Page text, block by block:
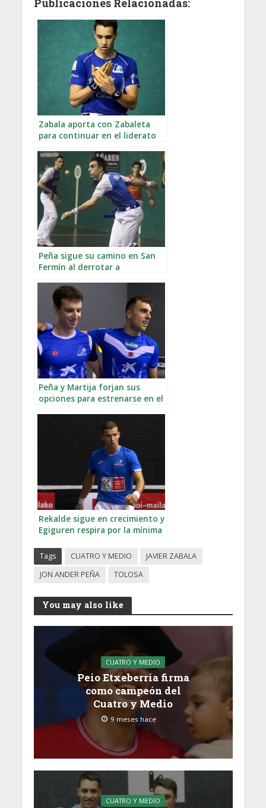
Publicaciones Relacionadas:
Zabala aporta con Zabaleta
para continuar en el liderato
Peña sigue su camino en San
Fermín al derrotar a
Peña y Martija forjan sus
opciones para estrenarse en el
Rekalde sigue en crecimiento y
Egiguren respira por la mínima
Tags CUATRO Y MEDIO
JAVIER ZABALA
JON ANDER PEÑA
TOLOSA
You may also like
CUATRO Y MEDIO
Peio Etxeberria firma
como campeón del
Cuatro y Medio
9 meses hace
CUATRO Y MEDIO